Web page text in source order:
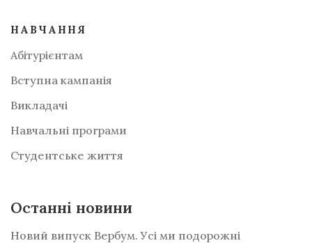
НАВЧАННЯ
Абітурієнтам
Вступна кампанія
Викладачі
Навчальні програми
Студентське життя
Останні новини
Новий випуск Вербум. Усі ми подорожні